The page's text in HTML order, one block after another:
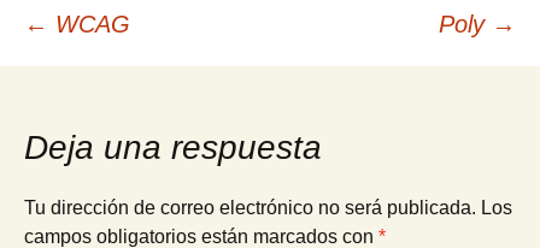
Navegación
de
entradas
← WCAG Poly →
Deja una respuesta
Tu dirección de correo electrónico no será publicada. Los
campos obligatorios están marcados con *